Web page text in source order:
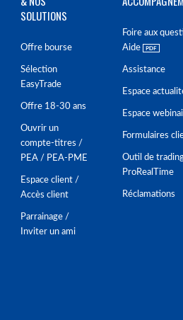
SOLUTIONS
Offre bourse
Sélection
EasyTrade
Offre 18-30 ans
Ouvrir un
compte-titres /
PEA / PEA-PME
Espace client /
Accès client
Parrainage /
Inviter un ami
Foire aux
Aide
Assistance
Espace
Espace
Formulaires
Outil de
ProRealTime
Réclamations